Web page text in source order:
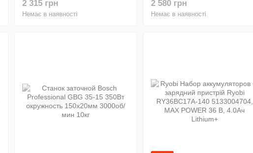
2 315 грн
Немає в наявності
ДВП
2 580 грн
Немає в наявності